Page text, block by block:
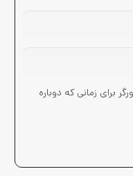
برای زمانی که دوباره